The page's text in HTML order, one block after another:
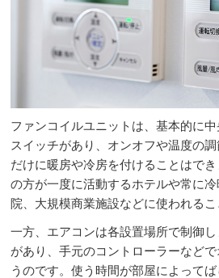
ファンコイルユニットは、基本的に
スイッチがあり、オンオフや温度の
だけに暖房や冷房を付けることはで
の方が一度に活動するホテルや常に
院、大規模商業施設などに使われるこ
一方、エアコンは各設置場所で制御
があり、手元のコントローラーなど
うのです。使う時間が部屋によって